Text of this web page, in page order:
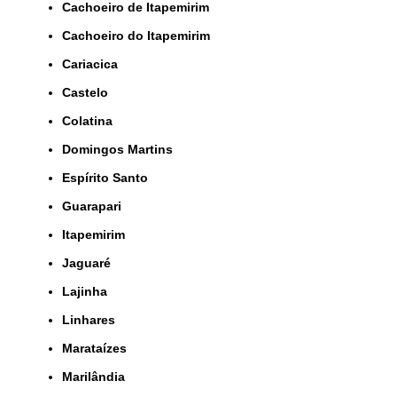
Cachoeiro de Itapemirim
Cachoeiro do Itapemirim
Cariacica
Castelo
Colatina
Domingos Martins
Espírito Santo
Guarapari
Itapemirim
Jaguaré
Lajinha
Linhares
Marataízes
Marilândia